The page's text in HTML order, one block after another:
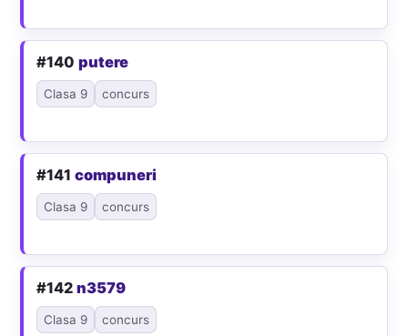
#140putere
Clasa 9 concurs
#141compuneri
Clasa 9 concurs
#142n3579
Clasa 9 concurs